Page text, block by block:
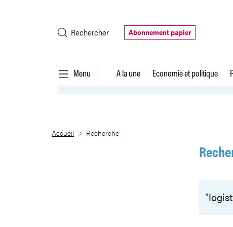
Rechercher
Abonnement papier
Menu A la une Economie et politique
Recherche
Accueil Recherche